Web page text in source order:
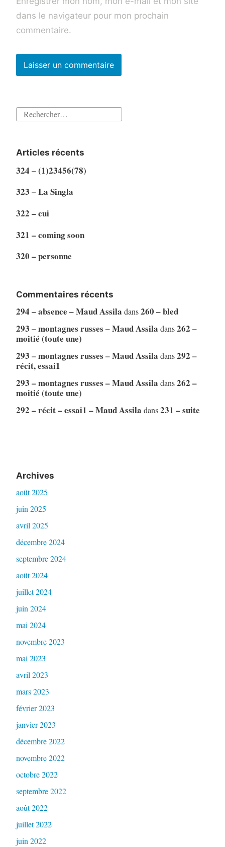
dans le navigateur pour mon prochain
commentaire.
Rechercher :
Articles récents
324 – (1)23456(78)
323 – La Singla
322 – cui
321 – coming soon
320 – personne
Commentaires récents
294 – absence – Maud Assila dans260 – bled
293 – montagnes russes – Maud Assila dans262 –
moitié (toute une)
293 – montagnes russes – Maud Assila dans292 –
récit, essai1
293 – montagnes russes – Maud Assila dans262 –
moitié (toute une)
292 – récit – essai1 – Maud Assila dans231 – suite
Archives
août 2025
juin 2025
avril 2025
décembre 2024
septembre 2024
août 2024
juillet 2024
juin 2024
mai 2024
novembre 2023
mai 2023
avril 2023
mars 2023
février 2023
janvier 2023
décembre 2022
novembre 2022
octobre 2022
septembre 2022
août 2022
juillet 2022
juin 2022